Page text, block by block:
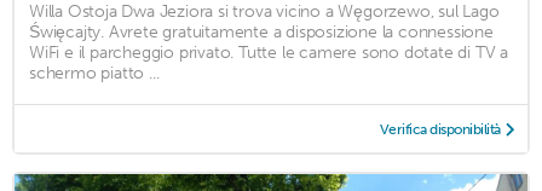
Willa Ostoja Dwa Jeziora si trova vicino a Węgorzewo, sul Lago
Święcajty. Avrete gratuitamente a disposizione la connessione
WiFi e il parcheggio privato. Tutte le camere sono dotate di TV a
schermo piatto ...
Verifica disponibilità